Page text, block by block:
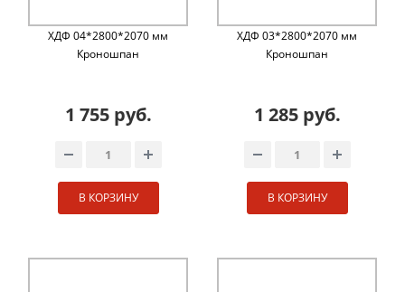
ХДФ 04*2800*2070 мм
Кроношпан
1 755 руб.
В КОРЗИНУ
ХДФ 03*2800*2070 мм
Кроношпан
1 285 руб.
В КОРЗИНУ